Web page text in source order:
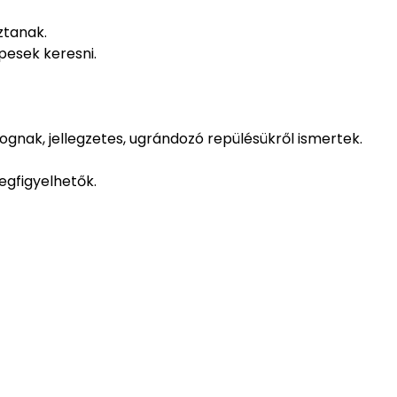
keresni.
jellegzetes, ugrándozó repülésükről ismertek.